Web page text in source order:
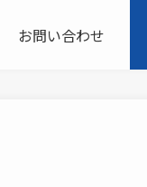
お問い合わせ